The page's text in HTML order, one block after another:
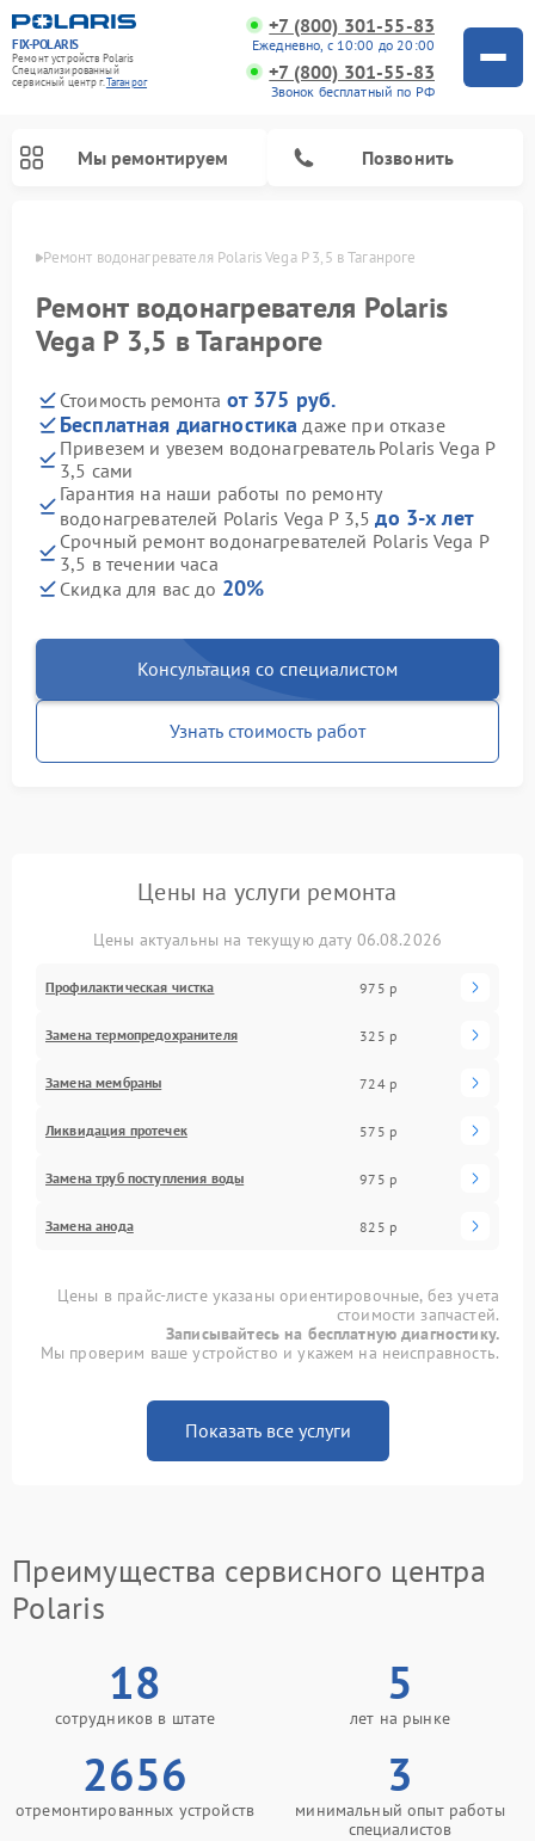
FIX-POLARIS
Ремонт устройств Polaris
Специализированный
cервисный центр г.Таганрог
+7 (800) 301-55-83
Ежедневно, с 10:00 до 20:00
+7 (800) 301-55-83
Звонок бесплатный по РФ
Мы ремонтируем Позвонить
Ремонт водонагревателя Polaris Vega P 3,5 в Таганроге
Ремонт водонагревателя Polaris
Vega P 3,5 в Таганроге
Стоимость ремонта от 375 руб.
Бесплатная диагностика даже при отказе
Привезем и увезем водонагреватель Polaris Vega P
3,5 сами
Гарантия на наши работы по ремонту
водонагревателей Polaris Vega P 3,5до 3-х лет
Срочный ремонт водонагревателей Polaris Vega P
3,5 в течении часа
Скидка для вас до 20%
Консультация со специалистом
Узнать стоимость работ
Цены на услуги ремонта
Цены актуальны на текущую дату 06.08.2026
Профилактическая чистка 975 р
Замена термопредохранителя 325 р
Замена мембраны 724 р
Ликвидация протечек 575 р
Замена труб поступления воды 975 р
Замена анода 825 р
Цены в прайс-листе указаны ориентировочные, без учета
стоимости запчастей.
Записывайтесь на бесплатную диагностику.
Мы проверим ваше устройство и укажем на неисправность.
Показать все услуги
Преимущества сервисного центра
Polaris
18
сотрудников в штате
5
лет на рынке
2656
отремонтированных устройств
3
минимальный опыт работы
специалистов